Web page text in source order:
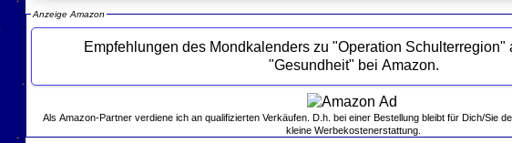
Anzeige Amazon
Empfehlungen des Mondkalenders zu "Operation Schulterregion" aus der Kategorie
"Gesundheit" bei Amazon.
Als Amazon-Partner verdiene ich an qualifizierten Verkäufen. D.h. bei einer Bestellung bleibt für Dich/Sie
kleine Werbekostenerstattung.